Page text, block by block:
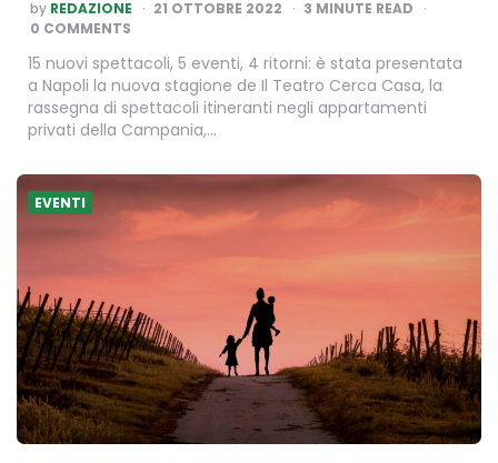
POSTED
BY
by REDAZIONE 21 OTTOBRE 2022 3 MINUTE READ
0 COMMENTS
15 nuovi spettacoli, 5 eventi, 4 ritorni: è stata presentata
a Napoli la nuova stagione de Il Teatro Cerca Casa, la
rassegna di spettacoli itineranti negli appartamenti
privati della Campania,…
EVENTI